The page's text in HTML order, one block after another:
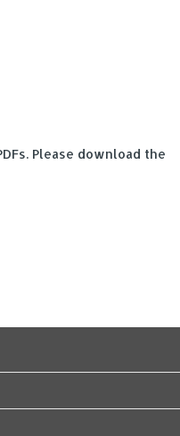
Please download the